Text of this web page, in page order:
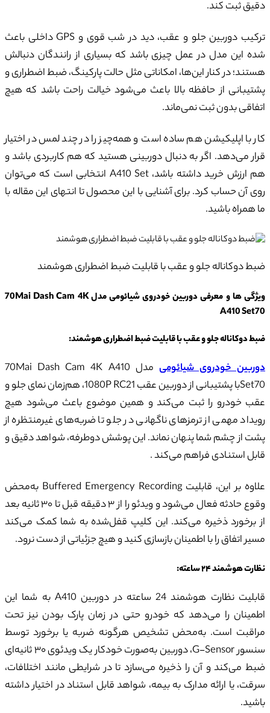
دقیق ثبت کند.
ترکیب دوربین جلو و عقب، دید در شب قوی و GPS داخلی باعث
شده این مدل در عمل چیزی باشد که بسیاری از رانندگان دنبالش
هستند؛ در کنار این‌ها، امکاناتی مثل حالت پارکینگ، ضبط اضطراری و
پشتیبانی از حافظه بالا باعث می‌شود خیالت راحت باشد که هیچ
اتفاقی بدون ثبت نمی‌ماند.
کار با اپلیکیشن هم ساده است و همه‌چیز را در چند لمس در اختیار
قرار می‌دهد. اگر به دنبال دوربینی هستید که هم کاربردی باشد و
هم ارزش خرید داشته باشد، A410 Set انتخابی است که می‌توان
روی آن حساب کرد. برای آشنایی با این محصول تا انتهای این مقاله با
ما همراه باشید.
ضبط دوکاناله جلو و عقب با قابلیت ضبط اضطراری هوشمند
ویژگی ها و معرفیدوربین خودروی شیائومی مدل 70Mai Dash Cam 4K
A410 Set70
ضبط دوکاناله جلو و عقب با قابلیت ضبط اضطراری هوشمند:
دوربین خودروی شیائومی
مدل 70Mai Dash Cam 4K A410
Set70با پشتیبانی از دوربین عقب 1080P RC21، هم‌زمان نمای جلو و
عقب خودرو را ثبت می‌کند و همین موضوع باعث می‌شود هیچ
رویداد مهمی از ترمزهای ناگهانی در جلو تا ضربه‌های غیرمنتظره از
پشت از چشم شما پنهان نماند. این پوشش دوطرفه، شواهد دقیق و
قابل استنادی فراهم می‌کند .
علاوه بر این، قابلیت Buffered Emergency Recording به‌محض
وقوع حادثه فعال می‌شود و ویدئو را از ۳ دقیقه قبل تا ۳۰ ثانیه بعد
از برخورد ذخیره می‌کند. این کلیپ قفل‌شده به شما کمک می‌کند
مسیر اتفاق را با اطمینان بازسازی کنید و هیچ جزئیاتی از دست نرود.
نظارت هوشمند۲۴ساعته:
قابلیت نظارت هوشمند 24 ساعته در دوربین A410 به شما این
اطمینان را می‌دهد که خودرو حتی در زمان پارک بودن نیز تحت
مراقبت است. به‌محض تشخیص هرگونه ضربه یا برخورد توسط
سنسور G-Sensor، دوربین به‌صورت خودکار یک ویدئوی ۳۰ ثانیه‌ای
ضبط می‌کند و آن را ذخیره می‌سازد تا در شرایطی مانند اختلافات،
سرقت، یا ارائه مدارک به بیمه، شواهد قابل استناد در اختیار داشته
باشید.